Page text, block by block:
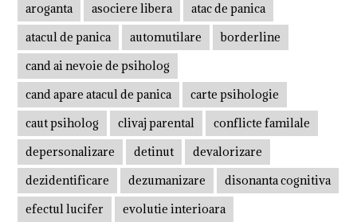
aroganta
asociere libera
atac de panica
atacul de panica
automutilare
borderline
cand ai nevoie de psiholog
cand apare atacul de panica
carte psihologie
caut psiholog
clivaj parental
conflicte familale
depersonalizare
detinut
devalorizare
dezidentificare
dezumanizare
disonanta cognitiva
efectul lucifer
evolutie interioara